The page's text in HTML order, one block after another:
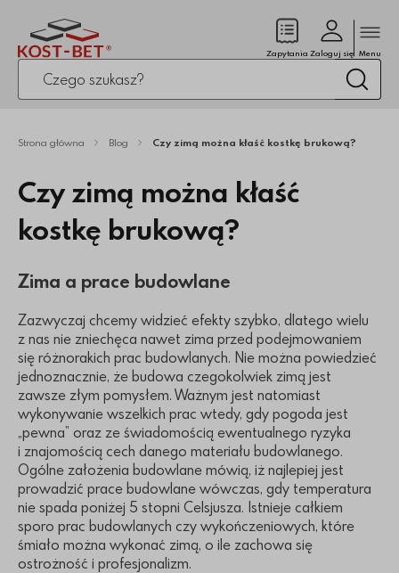
Po kliknięciu przycisku fraza zostanie wyszukana
Zapytania
(pusty)Zaloguj się Menu
Strona główna Blog Czy zimą można kłaść kostkę brukową?
Czy zimą można kłaść
kostkę brukową?
Zima a prace budowlane
Zazwyczaj chcemy widzieć efekty szybko, dlatego wielu
z nas nie zniechęca nawet zima przed podejmowaniem
się różnorakich prac budowlanych. Nie można powiedzieć
jednoznacznie, że budowa czegokolwiek zimą jest
zawsze złym pomysłem. Ważnym jest natomiast
wykonywanie wszelkich prac wtedy, gdy pogoda jest
„pewna” oraz ze świadomością ewentualnego ryzyka
i znajomością cech danego materiału budowlanego.
Ogólne założenia budowlane mówią, iż najlepiej jest
prowadzić prace budowlane wówczas, gdy temperatura
nie spada poniżej 5 stopni Celsjusza. Istnieje całkiem
sporo prac budowlanych czy wykończeniowych, które
śmiało można wykonać zimą, o ile zachowa się
ostrożność i profesjonalizm.